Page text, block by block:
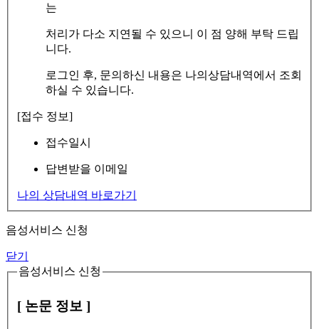
는
처리가 다소 지연될 수 있으니 이 점 양해 부탁 드립
니다.
로그인 후, 문의하신 내용은 나의상담내역에서 조회
하실 수 있습니다.
[접수 정보]
접수일시
답변받을 이메일
나의 상담내역 바로가기
음성서비스 신청
닫기
음성서비스 신청
[ 논문 정보 ]